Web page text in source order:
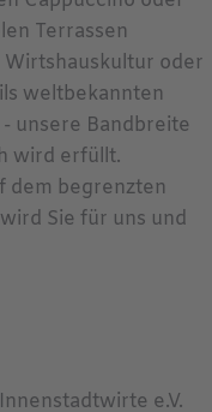
Terrassen
oder
weltbekannten
unsere Bandbreite
wird erfüllt.
dem begrenzten
Sie für uns und
e.V.